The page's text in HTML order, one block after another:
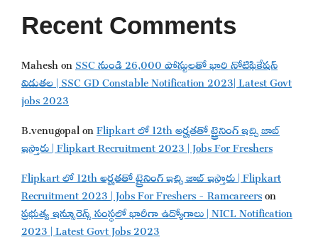
Recent Comments
MaheshonSSC నుండి 26,000 పోస్టులతో భారి నోటిఫికేషన్
విడుతల | SSC GD Constable Notification 2023| Latest Govt
jobs 2023
B.venugopalonFlipkart లో 12th అర్హతతో ట్రైనింగ్ ఇచ్చి జాబ్
ఇస్తారు | Flipkart Recruitment 2023 | Jobs For Freshers
Flipkart లో 12th అర్హతతో ట్రైనింగ్ ఇచ్చి జాబ్ ఇస్తారు | Flipkart
Recruitment 2023 | Jobs For Freshers - Ramcareerson
ప్రభుత్వ ఇన్సూరెన్స్ సంస్థలో భారీగా ఉద్యోగాలు | NICL Notification
2023 | Latest Govt Jobs 2023